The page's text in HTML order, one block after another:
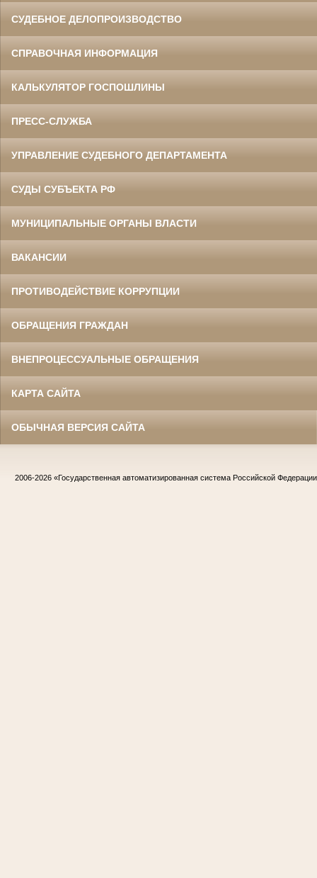
СУДЕБНОЕ ДЕЛОПРОИЗВОДСТВО
СПРАВОЧНАЯ ИНФОРМАЦИЯ
КАЛЬКУЛЯТОР ГОСПОШЛИНЫ
ПРЕСС-СЛУЖБА
УПРАВЛЕНИЕ СУДЕБНОГО ДЕПАРТАМЕНТА
СУДЫ СУБЪЕКТА РФ
МУНИЦИПАЛЬНЫЕ ОРГАНЫ ВЛАСТИ
ВАКАНСИИ
ПРОТИВОДЕЙСТВИЕ КОРРУПЦИИ
ОБРАЩЕНИЯ ГРАЖДАН
ВНЕПРОЦЕССУАЛЬНЫЕ ОБРАЩЕНИЯ
КАРТА САЙТА
ОБЫЧНАЯ ВЕРСИЯ САЙТА
2006-2026 «Государственная автоматизированная система Российской